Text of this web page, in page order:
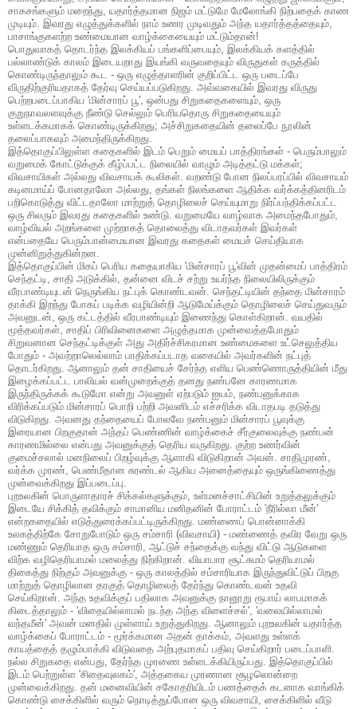
சாகசங்களும் மறைந்து, யதார்த்தமான நிஜம் மட்டுமே மேலோங்கி நிற்பதைக் காண
முடியும். இவரது எழுத்துக்களில் நாம் உணர முடிவதும் அந்த யதார்த்தத்தையும்,
பாசாங்குகளற்ற உண்மையான வாழ்க்கையையும் மட்டும்தான்!
பொதுவாகத் தொடர்ந்த இலக்கியப் பங்களிப்பையும், இலக்கியக் களத்தில்
பல்லாண்டுக் காலம் இடையறாது இயங்கி வருவதையும் விருதுகள் கருத்தில்
கொண்டிருந்தாலும் கூட - ஒரு எழுத்தாளரின் குறிப்பிட்ட ஒரு படைப்பே
விருதிற்குரியதாகத் தேர்வு செய்யப்படுகிறது. அவ்வகையில் இவரது விருது
பெற்றபடைப்பாகிய 'மின்சாரப் பூ', ஒன்பது சிறுகதைகளையும், ஒரு
குறுநாவலளவுக்கு நீண்டு செல்லும் பெரியதொரு சிறுகதையையும்
உள்ளடக்கமாகக் கொண்டிருக்கிறது; அச்சிறுகதையின் தலைப்பே நூலின்
தலைப்பாகவும் அமைந்திருக்கிறது.
இத்தொகுப்பிலுள்ள கதைகளில் இடம் பெறும் மையப் பாத்திரங்கள் - பெரும்பாலும்
வறுமைக் கோட்டுக்குக் கீழ்ப்பட்ட நிலையில் வாழும் அடித்தட்டு மக்கள்;
விவசாயிகள் அல்லது விவசாயக் கூலிகள். வறண்டு போன நிலப்பரப்பில் விவசாயம்
கடினமாய்ப் போனதாலோ அல்லது, தங்கள் நிலங்களை ஆதிக்க வர்க்கத்தினரிடம்
பறிகொடுத்து விட்டதாலோ மாற்றுத் தொழிலைச் செய்யுமாறு நிர்ப்பந்திக்கப்பட்ட
ஒரு சிலரும் இவரது கதைகளில் உண்டு. வறுமையே வாழ்வாக அமைந்தபோதும்,
வாழ்வியல் அறங்களை முற்றாகத் தொலைத்து விடாதவர்கள் இவர்கள்
என்பதையே பெரும்பான்மையான இவரது கதைகள் மையச் செய்தியாக
முன்னிறுத்துகின்றன.
இத்தொகுப்பின் மிகப் பெரிய கதையாகிய 'மின்சாரப் பூ'வின் முதன்மைப் பாத்திரம்
செந்தட்டி, சாதி அடுக்கில், தன்னை விடச் சற்று உயர்ந்த நிலையிலிருக்கும்
வீரபாண்டியுடன் நெருங்கிய நட்புக் கொண்டவன். செந்தட்டியின் தந்தை மின்சாரம்
தாக்கி இறந்து போகப் படிக்க வழியின்றி ஆடுமேய்க்கும் தொழிலைச் செய்துவரும்
அவனுடன், ஒரு கட்டத்தில் வீரபாண்டியும் இணைந்து கொள்கிறான். வயதில்
மூத்தவர்கள், சாதிப் பிரிவினைகளை அழுத்தமாக முன்வைத்தபோதும்
சிறுவனான செந்தட்டிக்குள் அது அதிர்ச்சிகரமான உண்மைகளை உட்செலுத்திய
போதும் - அவற்றாலெல்லாம் பாதிக்கப்படாத வகையில் அவர்களின் நட்புத்
தொடர்கிறது. ஆனாலும் தன் சாதியைச் சேர்ந்த எளிய பெண்ணொருத்தியின் மீது
இழைக்கப்பட்ட பாலியல் வன்முறைக்குத் தனது நண்பனே காரணமாக
இருந்திருக்கக் கூடுமோ என்று அவனுள் ஏற்படும் ஐயம், நண்பனுக்காக
விரிக்கப்படும் மின்சாரப் பொறி பற்றி அவனிடம் எச்சரிக்க விடாதபடி தடுத்து
விடுகிறது. அவனது தந்தையைப் போலவே நண்பனும் மின்சாரப் பூவுக்கு
இரையான பிறகுதான் அந்தப் பெண்ணின் வாழ்க்கைச் சீர்குலைவுக்கு நண்பன்
காரணமில்லை என்பது அவனுக்குத் தெரிய வருகிறது. குற்ற உணர்வின்
குமைச்சலால் மனநிலைப் பிறழ்வுக்கு ஆளாகி விடுகிறான் அவன். சாதிமுரண்,
வர்க்க முரண், பெண்மீதான சுரண்டல் ஆகிய அனைத்தையும் ஒருங்கிணைத்து
முன்வைக்கிறது இப்படைப்பு.
புறஉலகின் பொருளாதாரச் சிக்கல்களுக்கும், உள்மனச்சாட்சியின் உறுத்தலுக்கும்
இடையே சிக்கித் தவிக்கும் சாமானிய மனிதனின் போராட்டம் 'நீரில்லா மீன்'
என்றகதையில் எடுத்துரைக்கப்பட்டிருக்கிறது. மண்ணைப் பொன்னாக்கி
உலகத்திற்கே சோறுபோடும் ஒரு சம்சாரி (விவசாயி) - மண்ணைத் தவிர வேறு ஒரு
மண்ணும் தெரியாத ஒரு சம்சாரி, ஆட்டுச் சந்தைக்கு வந்து விட்டு ஆடுகளை
விற்க வழிதெரியாமல் மலைத்து நிற்கிறான். வியாபார சூட்சுமம் தெரியாமல்
திகைத்து நிற்கும் அவனுக்கு - ஒரு காலத்தில் சம்சாரியாக இருந்துவிட்டுப் பிறகு
மாற்றுத் தொழிலான தரகுத் தொழிலைத் தேர்ந்து கொண்டவன் உதவி
செய்கிறான். அந்த உதவிக்குப் பதிலாக அவனுக்கு நானூறு ரூபாய் லாபமாகக்
கிடைத்தாலும் - 'விதையில்லாமல் நடந்த அந்த விளைச்சல்', 'வலையில்லாமல்
வந்தமீன்' அவன் மனதில் முள்ளாய் உறுத்துகிறது. ஆனாலும் புறஉலகின் யதார்த்த
வாழ்க்கைப் போராட்டம் - மூர்க்கமான அதன் தாக்கம், அவளது உள்ளக்
காயத்தைத் தழும்பாக்கி விடுவதை அற்புதமாகப் பதிவு செய்கிறார் படைப்பாளி.
நல்ல சிறுகதை என்பது, தேர்ந்த முரணை உள்ளடக்கியிருப்பது. இத்தொகுப்பில்
இடம் பெற்றுள்ள 'சிதைவுலகம்', அத்தகைய முரணான சூழலொன்றை
முன்வைக்கிறது. தன் மனைவியின் சகோதரியிடம் பணத்தைக் கடனாக வாங்கிக்
கொண்டு சைக்கிளில் வரும் நொடித்துப்போன ஒரு விவசாயி, சைக்கிளில் வீடு